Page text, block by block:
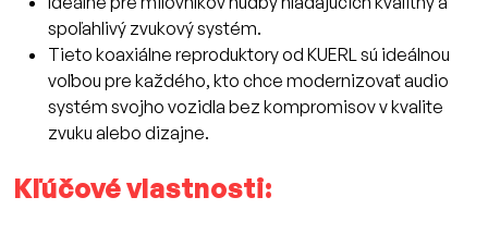
spoľahlivý zvukový systém.
Tieto koaxiálne reproduktory od KUERL sú ideálnou
voľbou pre každého, kto chce modernizovať audio
systém svojho vozidla bez kompromisov v kvalite
zvuku alebo dizajne.
Kľúčové vlastnosti: